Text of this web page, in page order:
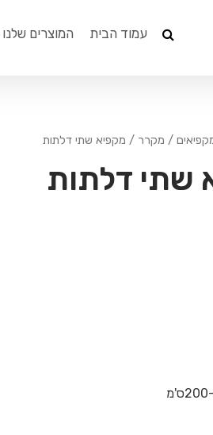
עמוד הבית המוצרים שלנו
/ מקרר / מקפיא שתי דלתות
שתי דלתות